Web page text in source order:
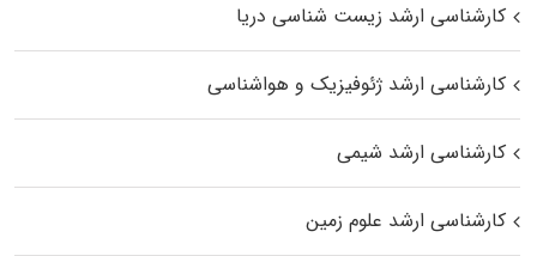
کارشناسی ارشد زیست‌ شناسی دریا
کارشناسی ارشد ژئوفیزیک و هواشناسی
کارشناسی ارشد شیمی
کارشناسی ارشد علوم زمین